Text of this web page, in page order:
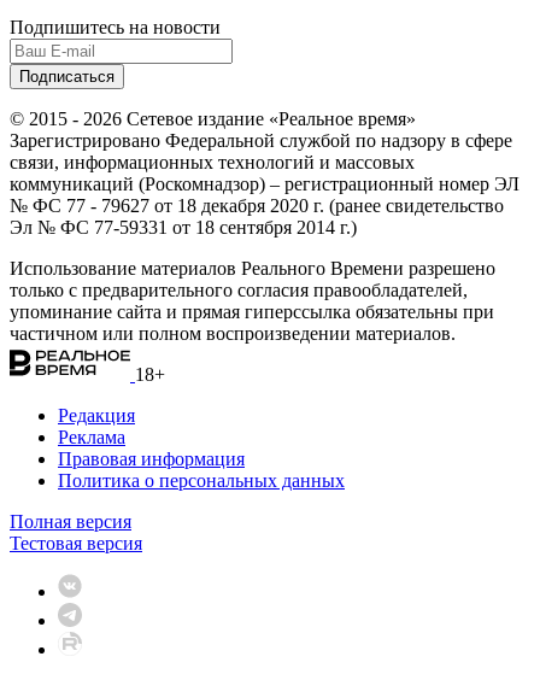
Подпишитесь на новости
© 2015 - 2026 Сетевое издание «Реальное время»
Зарегистрировано Федеральной службой по надзору в сфере
связи, информационных технологий и массовых
коммуникаций (Роскомнадзор) – регистрационный номер ЭЛ
№ ФС 77 - 79627 от 18 декабря 2020 г. (ранее свидетельство
Эл № ФС 77-59331 от 18 сентября 2014 г.)
Использование материалов Реального Времени разрешено
только с предварительного согласия правообладателей,
упоминание сайта и прямая гиперссылка обязательны при
частичном или полном воспроизведении материалов.
18+
Редакция
Реклама
Правовая информация
Политика о персональных данных
Полная версия
Тестовая версия